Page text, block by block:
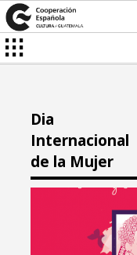
Dia
Internacional
de la Mujer